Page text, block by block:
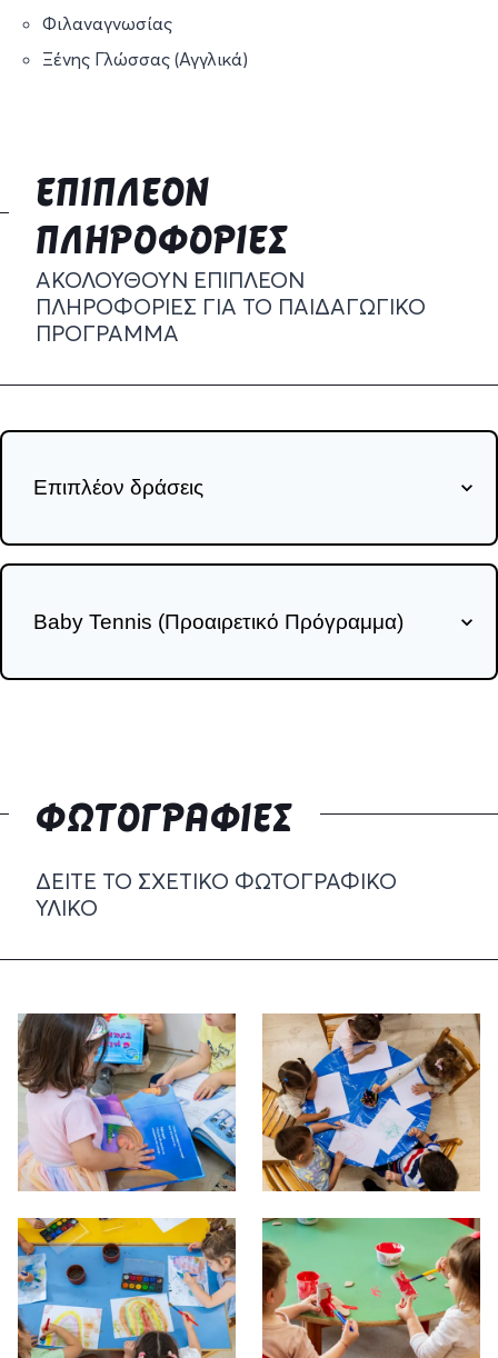
Φιλαναγνωσίας
Ξένης Γλώσσας (Αγγλικά)
ΕΠΙΠΛΕΟΝ
ΠΛΗΡΟΦΟΡΙΕΣ
ΑΚΟΛΟΥΘΟΥΝ ΕΠΙΠΛΕΟΝ
ΠΛΗΡΟΦΟΡΙΕΣ ΓΙΑ ΤΟ ΠΑΙΔΑΓΩΓΙΚΟ
ΠΡΟΓΡΑΜΜΑ
Επιπλέον δράσεις
Baby Tennis (Προαιρετικό Πρόγραμμα)
ΦΩΤΟΓΡΑΦΊΕΣ
ΔΕΊΤΕ ΤΟ ΣΧΕΤΙΚΌ ΦΩΤΟΓΡΑΦΙΚΌ
ΥΛΙΚΌ